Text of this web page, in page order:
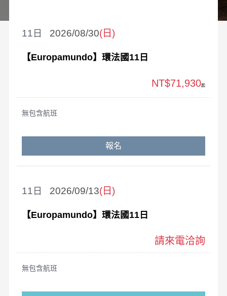
2026/08/30(日)
11
【Europamundo】環法國11日
無包含航班
NT$71,930起
報名
2026/09/13(日)
11
【Europamundo】環法國11日
無包含航班
請來電洽詢